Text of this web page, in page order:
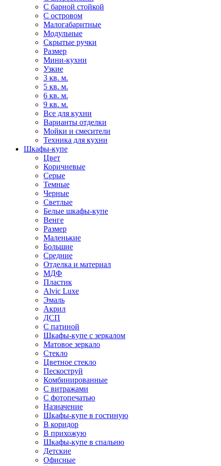
С барной стойкой
С островом
Малогабаритные
Модульные
Скрытые ручки
Размер
Мини-кухни
Узкие
3 кв. м.
5 кв. м.
6 кв. м.
9 кв. м.
Все для кухни
Варианты отделки
Мойки и смесители
Техника для кухни
Шкафы-купе
Цвет
Коричневые
Серые
Темные
Черные
Светлые
Белые шкафы-купе
Венге
Размер
Маленькие
Большие
Средние
Отделка и материал
МДФ
Пластик
Alvic Luxe
Эмаль
Акрил
ДСП
С патиной
Шкафы-купе с зеркалом
Матовое зеркало
Стекло
Цветное стекло
Пескоструй
Комбинированные
С витражами
С фотопечатью
Назначение
Шкафы-купе в гостиную
В коридор
В прихожую
Шкафы-купе в спальню
Детские
Офисные